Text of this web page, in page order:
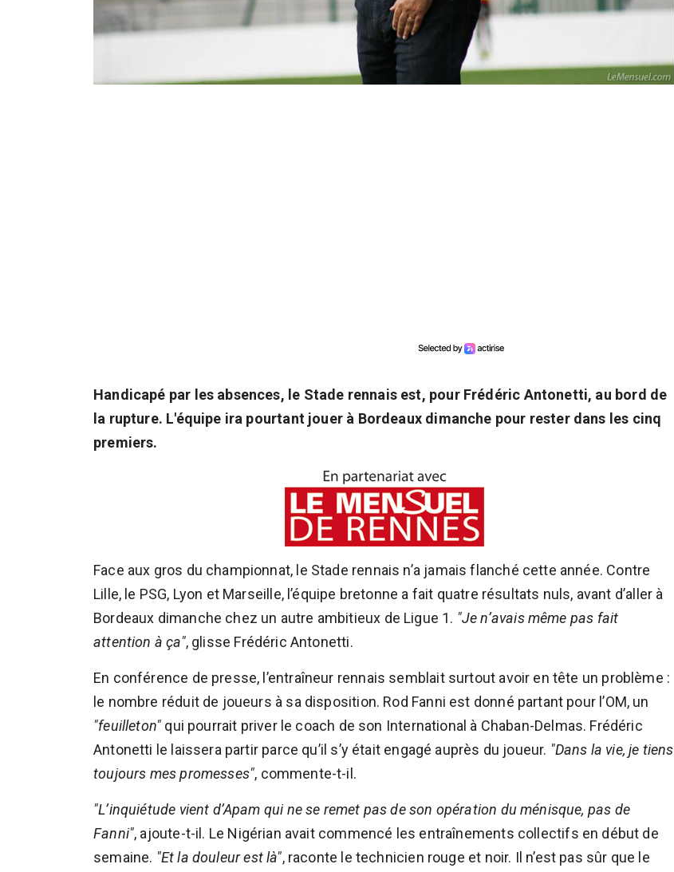
Handicapé par les absences, le Stade rennais est, pour Frédéric Antonetti, au bord de
la rupture. L'équipe ira pourtant jouer à Bordeaux dimanche pour rester dans les cinq
premiers.
Face aux gros du championnat, le Stade rennais n’a jamais flanché cette année. Contre
Lille, le PSG, Lyon et Marseille, l’équipe bretonne a fait quatre résultats nuls, avant d’aller à
Bordeaux dimanche chez un autre ambitieux de Ligue 1. "Je n’avais même pas fait
attention à ça", glisse Frédéric Antonetti.
En conférence de presse, l’entraîneur rennais semblait surtout avoir en tête un problème :
le nombre réduit de joueurs à sa disposition. Rod Fanni est donné partant pour l’OM, un
"feuilleton" qui pourrait priver le coach de son International à Chaban-Delmas. Frédéric
Antonetti le laissera partir parce qu’il s’y était engagé auprès du joueur. "Dans la vie, je tiens
toujours mes promesses", commente-t-il.
"L’inquiétude vient d’Apam qui ne se remet pas de son opération du ménisque, pas de
Fanni", ajoute-t-il. Le Nigérian avait commencé les entraînements collectifs en début de
semaine. "Et la douleur est là", raconte le technicien rouge et noir. Il n’est pas sûr que le